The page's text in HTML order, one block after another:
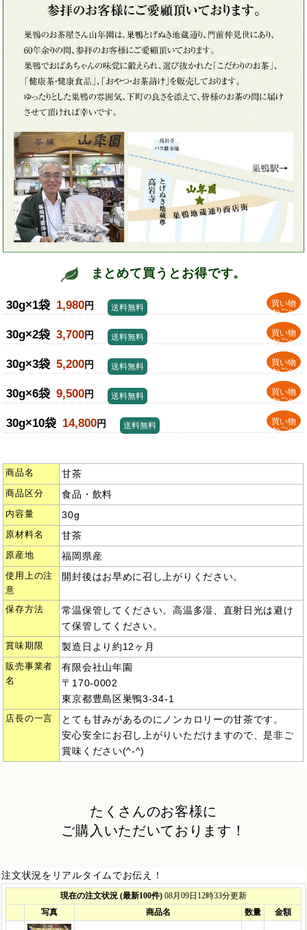
まとめて買うとお得です。
30g×1袋 1,980円
買い物
かごへ
送料無料
30g×2袋 3,700円
買い物
かごへ
送料無料
30g×3袋 5,200円
買い物
かごへ
送料無料
30g×6袋 9,500円
買い物
かごへ
送料無料
30g×10袋 14,800円
買い物
かごへ
送料無料
商品名 甘茶
商品区分 食品・飲料
内容量 30g
原材料名 甘茶
原産地 福岡県産
使用上の注
意
開封後はお早めに召し上がりください。
保存方法
常温保管してください。高温多湿、直射日光は避け
て保管してください。
賞味期限 製造日より約12ヶ月
販売事業者
名
有限会社山年園
〒170-0002
東京都豊島区巣鴨3-34-1
店長の一言
とても甘みがあるのにノンカロリーの甘茶です。
安心安全にお召し上がりいただけますので、是非ご
賞味ください(^-^)
たくさんのお客様に
ご購入いただいております！
注文状況をリアルタイムでお伝え！